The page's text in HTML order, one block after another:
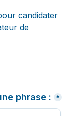
candidater
de
phrase : *